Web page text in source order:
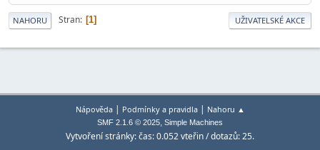
NAHORU Stran 1 UŽIVATELSKÉ AKCE
Nápověda| Podmínky a pravidla| Nahoru ▲
SMF 2.1.6 © 2025, Simple Machines
Vytvoření stránky: čas: 0.052 vteřin / dotazů: 25.